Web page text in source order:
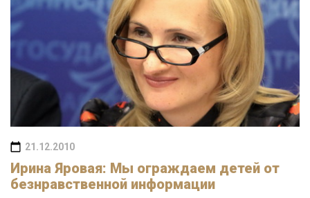
21.12.2010
Ирина Яровая: Мы ограждаем детей от
безнравственной информации